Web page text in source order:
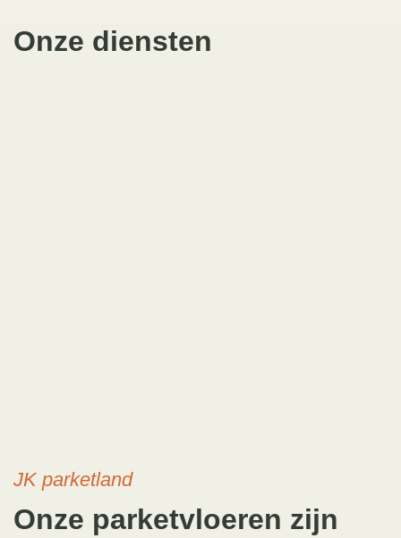
Onze diensten
JK parketland
Onze parketvloeren zijn